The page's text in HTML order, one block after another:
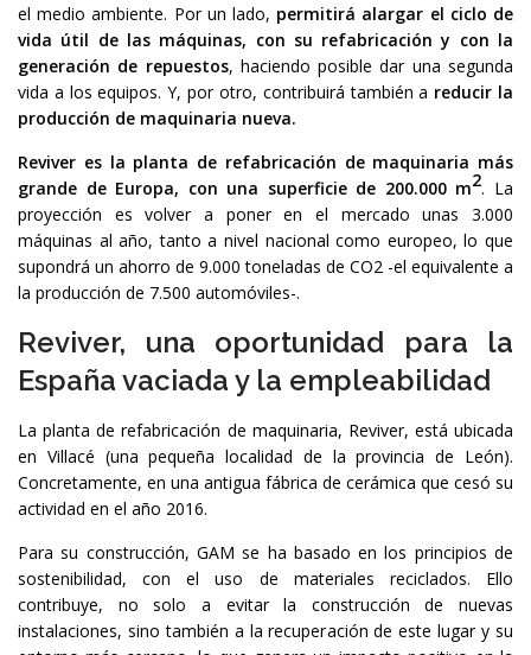
el medio ambiente. Por un lado, permitirá alargar el ciclo de
vida útil de las máquinas, con su refabricación y con la
generación de repuestos, haciendo posible dar una segunda
vida a los equipos. Y, por otro, contribuirá también a reducir la
producción de maquinaria nueva.
Reviver es la planta de refabricación de maquinaria más
grande de Europa, con una superficie de 200.000 m2. La
proyección es volver a poner en el mercado unas 3.000
máquinas al año, tanto a nivel nacional como europeo, lo que
supondrá un ahorro de 9.000 toneladas de CO2 -el equivalente a
la producción de 7.500 automóviles-.
Reviver, una oportunidad para la
España vaciada y la empleabilidad
La planta de refabricación de maquinaria, Reviver, está ubicada
en Villacé (una pequeña localidad de la provincia de León).
Concretamente, en una antigua fábrica de cerámica que cesó su
actividad en el año 2016.
Para su construcción, GAM se ha basado en los principios de
sostenibilidad, con el uso de materiales reciclados. Ello
contribuye, no solo a evitar la construcción de nuevas
instalaciones, sino también a la recuperación de este lugar y su